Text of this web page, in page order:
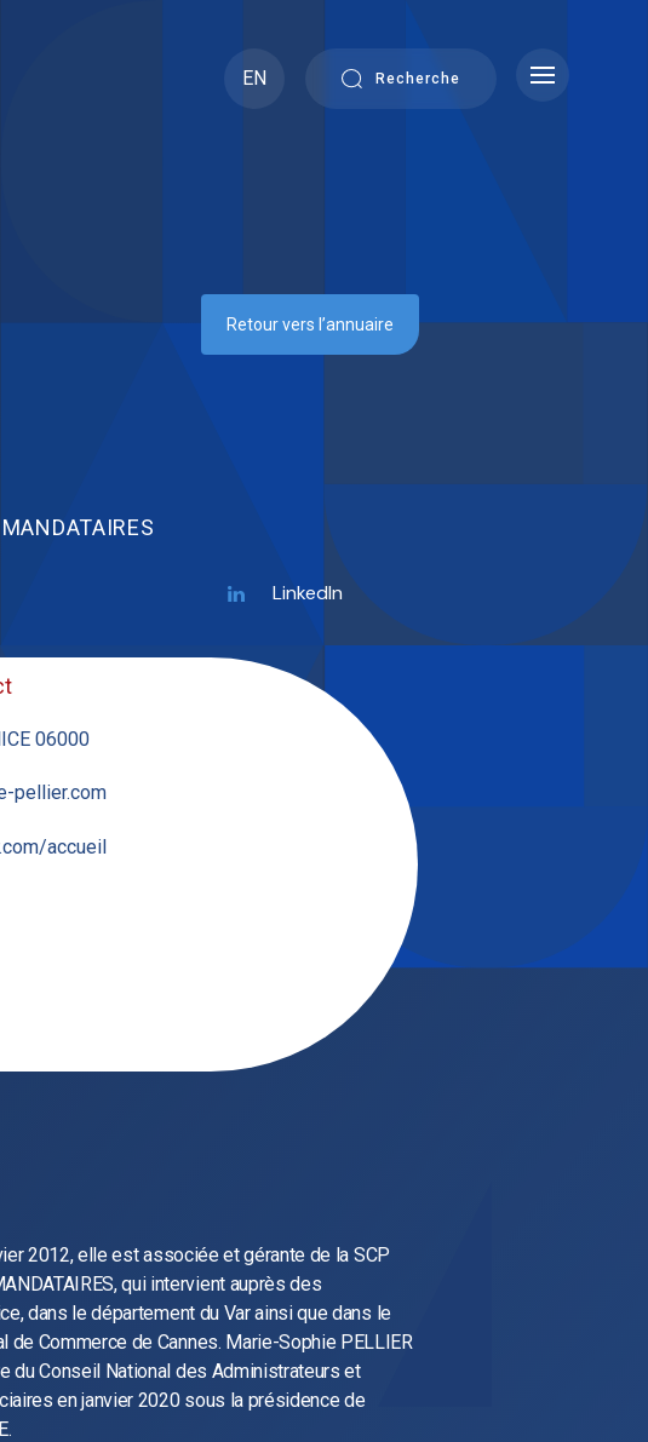
EN
Recherche
Retour vers l’annuaire
LinkedIn
06000
pellier.com
accueil
2012, elle est associée et gérante de la SCP
qui intervient auprès des
dans le département du Var ainsi que dans le
de Commerce de Cannes. Marie-Sophie PELLIER
du Conseil National des Administrateurs et
en janvier 2020 sous la présidence de